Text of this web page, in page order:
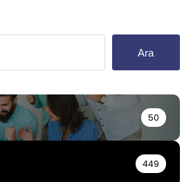
Ara
50
449